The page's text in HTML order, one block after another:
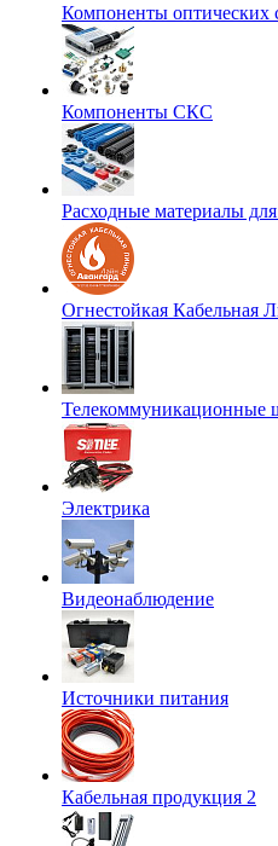
Компоненты оптических
Компоненты СКС
Расходные материалы
Огнестойкая Кабельная
Телекоммуникационные
Электрика
Видеонаблюдение
Источники питания
Кабельная продукция 2